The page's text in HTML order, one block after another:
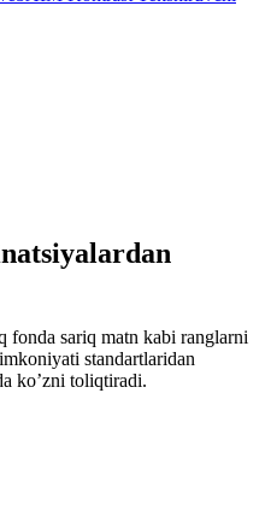
sariq matn kabi ranglarni
standartlaridan
ko’zni toliqtiradi.